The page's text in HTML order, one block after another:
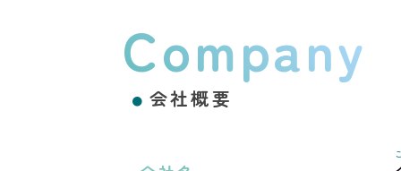
Company
● 会社概要